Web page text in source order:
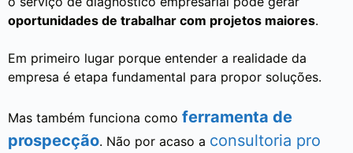
oportunidades de trabalhar com projetos maiores.
Em primeiro lugar porque entender a realidade da
empresa é etapa fundamental para propor soluções.
Mas também funciona como ferramenta de
prospecção. Não por acaso a consultoria pro